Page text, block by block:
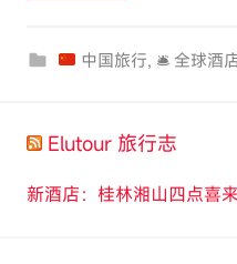
c
中国旅行, 🛎 全球酒
Elutour 旅行志
新酒店：桂林湘山四点喜